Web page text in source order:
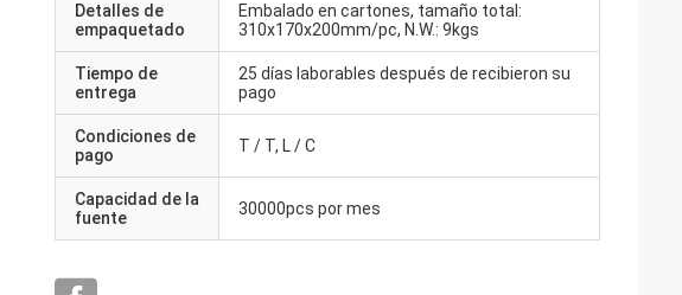
Detalles de
empaquetado
Embalado en cartones, tamaño total:
310x170x200mm/pc, N.W.: 9kgs
Tiempo de
entrega
25 días laborables después de recibieron su
pago
Condiciones de
pago
T / T, L / C
Capacidad de la
fuente
30000pcs por mes